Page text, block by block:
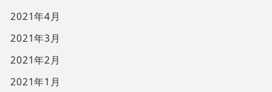
2021年4月
2021年3月
2021年2月
2021年1月